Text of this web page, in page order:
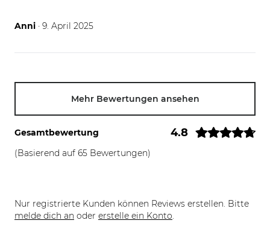
Anni 09.04.25
· 9. April 2025
Mehr Bewertungen ansehen
Gesamtbewertung 4.8
(Basierend auf 65 Bewertungen)
Nur registrierte Kunden können Reviews erstellen. Bitte
melde dich an oder erstelle ein Konto.